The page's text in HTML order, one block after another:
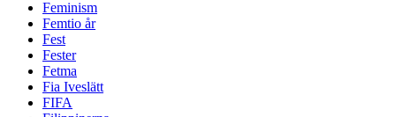
Feminism
Femtio år
Fest
Fester
Fetma
Fia Iveslätt
FIFA